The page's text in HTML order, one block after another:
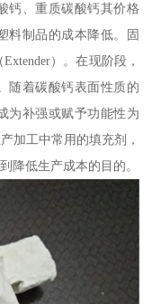
钙、重质碳酸钙其价格
料制品的成本降低。固
）。在现阶段，
随着碳酸钙表面性质的
为补强或赋予功能性为
加工中常用的填充剂，
降低生产成本的目的。